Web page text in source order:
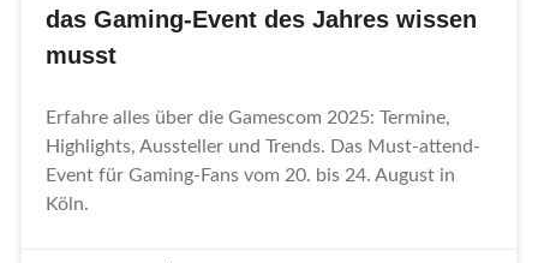
das Gaming-Event des Jahres wissen
musst
Erfahre alles über die Gamescom 2025: Termine,
Highlights, Aussteller und Trends. Das Must-attend-
Event für Gaming-Fans vom 20. bis 24. August in
Köln.